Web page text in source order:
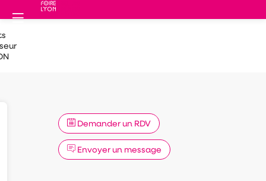
Demander un RDV
Envoyer un message